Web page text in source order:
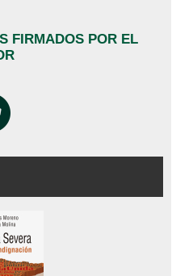
FIRMADOS POR EL